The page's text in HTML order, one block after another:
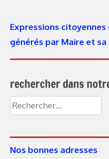
Expressions
générés par Maire et
rechercher dans
Nos bonnes adresses